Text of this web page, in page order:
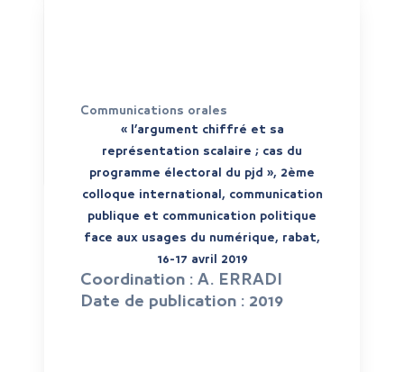
Communications orales
« l’argument chiffré et sa
représentation scalaire ; cas du
programme électoral du pjd », 2ème
colloque international, communication
publique et communication politique
face aux usages du numérique, rabat,
16-17 avril 2019
Coordination : A. ERRADI
Date de publication : 2019